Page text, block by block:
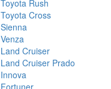
Toyota Rush
Toyota Cross
Sienna
Venza
Land Cruiser
Land Cruiser Prado
Innova